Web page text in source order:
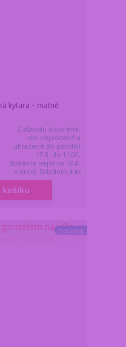
kytara – matně
Z důvodu dovolené,
vše objednané a
uhrazené do pondělí
17.8. do 11:00,
dodáme nejdříve 18.8.
v úterý. Skladem 4 ks
košíku
Novinka